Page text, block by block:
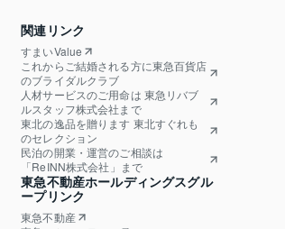
関連リンク
すまいValue
これからご結婚される方に東急百貨店
のブライダルクラブ
人材サービスのご用命は 東急リバブ
ルスタッフ株式会社まで
東北の逸品を贈ります 東北すぐれも
のセレクション
民泊の開業・運営のご相談は
「ReINN株式会社」まで
東急不動産ホールディングスグル
ープリンク
東急不動産